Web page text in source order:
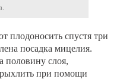
плодоносить спустя три
посадка мицелия.
половину слоя,
при помощи